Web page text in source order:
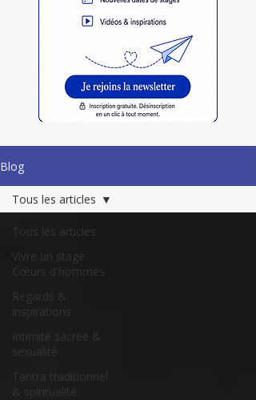
Blog
Tous les articles
Vivre un stage
Cœurs d'hommes
Regards &
inspirations
Intimité sacrée &
sexualité
Tantra traditionnel
& spiritualité
Tous les articles